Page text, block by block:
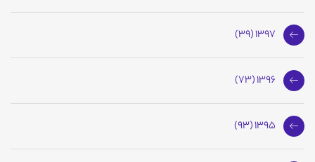
1397 (39)
1396 (73)
1395 (93)